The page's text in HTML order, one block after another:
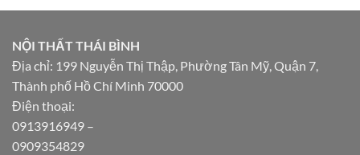
NỘI THẤT THÁI BÌNH
Địa chỉ: 199 Nguyễn Thị Thập, Phường Tân Mỹ, Quận 7,
Thành phố Hồ Chí Minh 70000
Điện thoại:
0913916949 –
0909354829